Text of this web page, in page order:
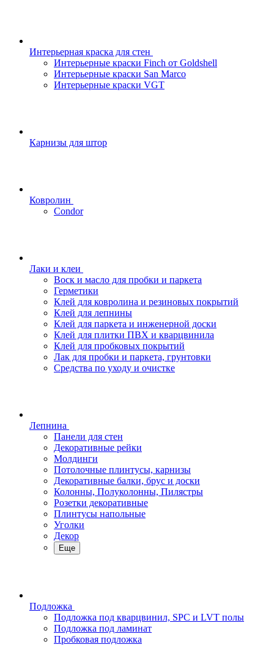
Интерьерная краска для стен
Интерьерные краски Finch от Goldshell
Интерьерные краски San Marco
Интерьерные краски VGT
Карнизы для штор
Ковролин
Condor
Лаки и клеи
Воск и масло для пробки и паркета
Герметики
Клей для ковролина и резиновых покрытий
Клей для лепнины
Клей для паркета и инженерной доски
Клей для плитки ПВХ и кварцвинила
Клей для пробковых покрытий
Лак для пробки и паркета, грунтовки
Средства по уходу и очистке
Лепнина
Панели для стен
Декоративные рейки
Молдинги
Потолочные плинтусы, карнизы
Декоративные балки, брус и доски
Колонны, Полуколонны, Пилястры
Розетки декоративные
Плинтусы напольные
Уголки
Декор
Еще
Подложка
Подложка под кварцвинил, SPC и LVT полы
Подложка под ламинат
Пробковая подложка